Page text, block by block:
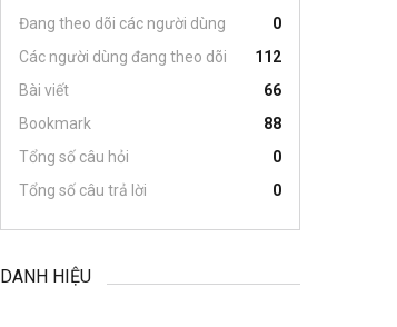
Đang theo dõi các người dùng
0
Các người dùng đang theo dõi
112
Bài viết
66
Bookmark
88
Tổng số câu hỏi
0
Tổng số câu trả lời
0
DANH HIỆU